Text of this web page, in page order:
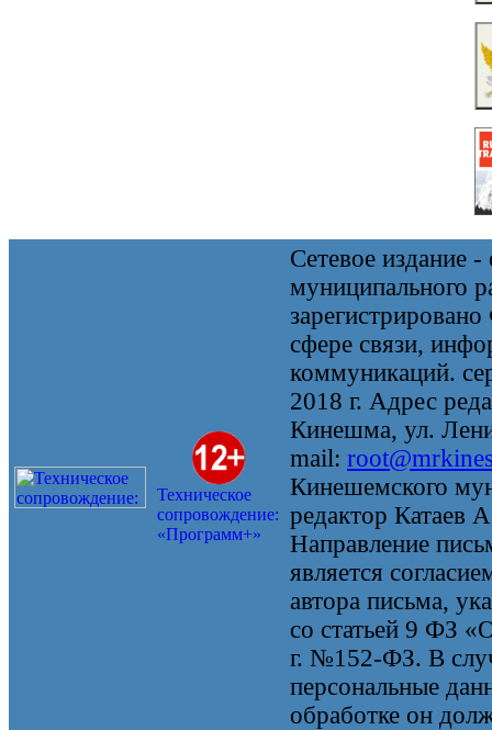
Техническое
сопровождение:
«Программ+»
Сетевое издание
муниципального
сфере связи,
коммуникаций.
2018 г. Адрес
Кинешма, ул.
mail:
Кинешемского
редактор Катаев
Направление
является
автора письма,
со статьей 9 ФЗ
г. №152-ФЗ. В
персональные
обработке он